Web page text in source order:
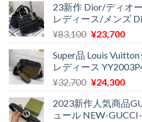
¥29,300
で
し
は
で
23新作 Dior/ディオ
レディース/メンズ
¥83,100 元
価
格
は
で
し
¥23,700現
の
価
格
で
Super品 Louis
レディース
¥32,700 元
価
格
¥24,300現
の
価
2023新作人気商品
ュール NEW-